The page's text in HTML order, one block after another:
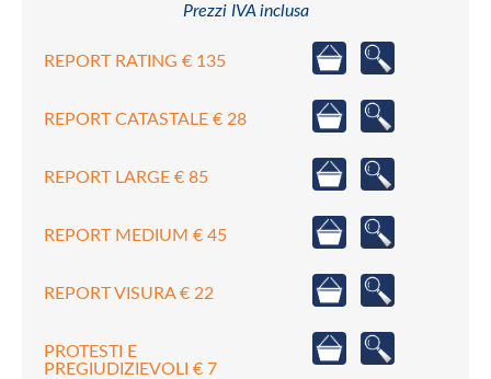
Prezzi IVA inclusa
REPORT RATING € 135
REPORT CATASTALE € 28
REPORT LARGE € 85
REPORT MEDIUM € 45
REPORT VISURA € 22
PROTESTI E
PREGIUDIZIEVOLI € 7